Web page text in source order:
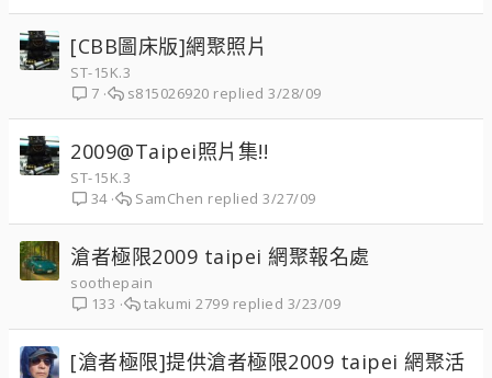
[CBB圖床版]網聚照片
ST-15K.3
7
3/28/09
s815026920
2009@Taipei照片集!!
ST-15K.3
34
3/27/09
SamChen
滄者極限2009 taipei 網聚報名處
soothepain
133
3/23/09
takumi 2799
[滄者極限]提供滄者極限2009 taipei 網聚活